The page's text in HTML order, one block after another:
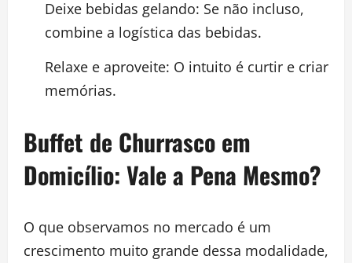
Deixe bebidas gelando: Se não incluso,
combine a logística das bebidas.
Relaxe e aproveite: O intuito é curtir e criar
memórias.
Buffet de Churrasco em
Domicílio: Vale a Pena Mesmo?
O que observamos no mercado é um
crescimento muito grande dessa modalidade,